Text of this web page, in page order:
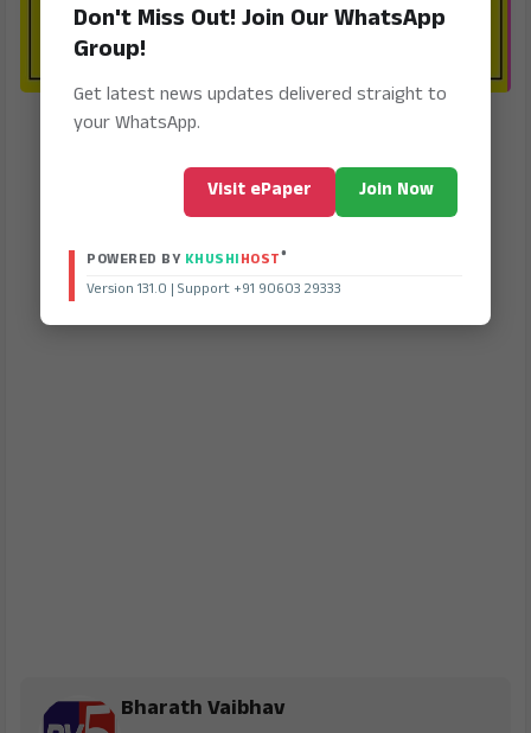
Bharath Vaibhav
Don't Miss Out! Join Our WhatsApp
Group!
Get latest news updates delivered straight to
your WhatsApp.
Visit ePaper Join Now
POWERED BY KHUSHIHOST®
Version 131.0 | Support +91 90603 29333